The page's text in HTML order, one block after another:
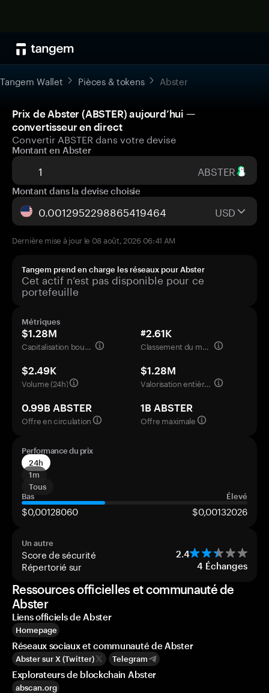
Tangem Wallet Pièces & tokens Abster
Prix de Abster (ABSTER) aujourd’hui —
convertisseur en direct
Convertir ABSTER dans votre devise
Montant en Abster
ABSTER
Montant dans la devise choisie
USD
Dernière mise à jour le 08 août, 2026 06:41 AM
Tangem prend en charge les réseaux pour Abster
Cet actif n’est pas disponible pour ce
portefeuille
Métriques
$1.28M
Capitalisation boursière
#2.61K
Classement du marché
$2.49K
Volume (24h)
$1.28M
Valorisation entièrement diluée
0.99B ABSTER
Offre en circulation
1B ABSTER
Offre maximale
Performance du prix
24h
1m
Tous
Bas
Élevé
$0,00128060 $0,00132026
Un autre
Score de sécurité 2.4
Répertorié sur 4 Échanges
Ressources officielles et communauté de
Abster
Liens officiels de Abster
Homepage
Réseaux sociaux et communauté de Abster
Abster sur X (Twitter) Telegram
Explorateurs de blockchain Abster
abscan.org